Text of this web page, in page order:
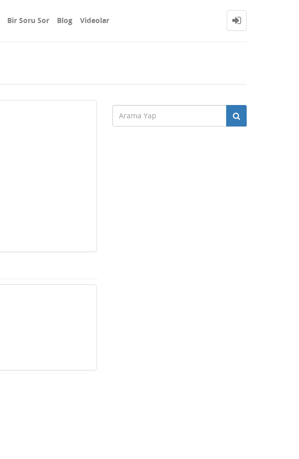
Bir Soru Sor Blog Videolar